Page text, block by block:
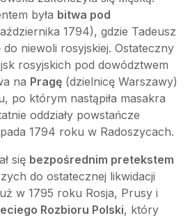
była bitwa pod
1794), gdzie Tadeusz
do niewoli rosyjskiej. Ostateczny
rosyjskich pod dowództwem
na Pragę (dzielnicę Warszawy)
po którym nastąpiła masakra
oddziały powstańcze
1794 roku w Radoszycach.
się bezpośrednim pretekstem
do ostatecznej likwidacji
w 1795 roku Rosja, Prusy i
Rozbioru Polski, który